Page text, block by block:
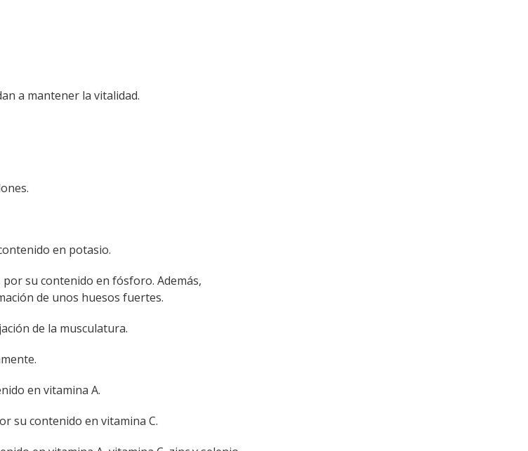
a mantener la vitalidad.
en potasio.
su contenido en fósforo. Además,
de unos huesos fuertes.
de la musculatura.
en vitamina A.
su contenido en vitamina C.